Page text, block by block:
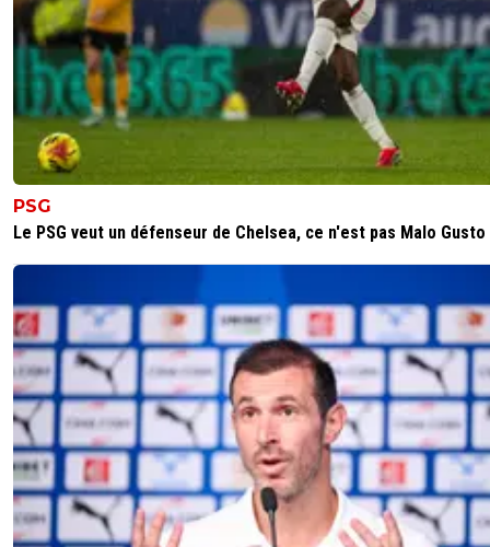
PSG
Le PSG veut un défenseur de Chelsea, ce n'est pas Malo Gusto